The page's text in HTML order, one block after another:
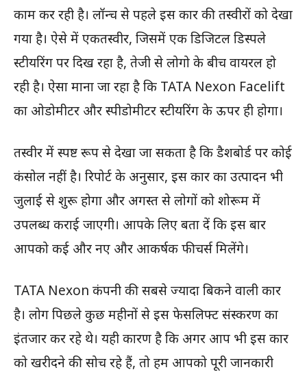
काम कर रही है। लॉन्च से पहले इस कार की तस्वीरों को देखा
गया है। ऐसे में एकतस्वीर, जिसमें एक डिजिटल डिस्पले
स्टीयरिंग पर दिख रहा है, तेजी से लोगो के बीच वायरल हो
रही है। ऐसा माना जा रहा है कि TATA Nexon Facelift
का ओडोमीटर और स्पीडोमीटर स्टीयरिंग के ऊपर ही होगा।
तस्वीर में स्पष्ट रूप से देखा जा सकता है कि डैशबोर्ड पर कोई
कंसोल नहीं है। रिपोर्ट के अनुसार, इस कार का उत्पादन भी
जुलाई से शुरू होगा और अगस्त से लोगों को शोरूम में
उपलब्ध कराई जाएगी। आपके लिए बता दें कि इस बार
आपको कई और नए और आकर्षक फीचर्स मिलेंगे।
TATA Nexon कंपनी की सबसे ज्यादा बिकने वाली कार
है। लोग पिछले कुछ महीनों से इस फेसलिफ्ट संस्करण का
इंतजार कर रहे थे। यही कारण है कि अगर आप भी इस कार
को खरीदने की सोच रहे हैं, तो हम आपको पूरी जानकारी